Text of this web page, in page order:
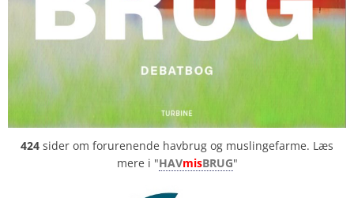
424 sider om forurenende havbrug og muslingefarme. Læs
mere i "HAVmisBRUG"